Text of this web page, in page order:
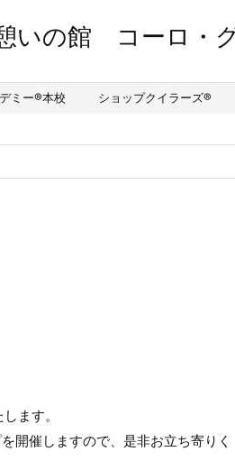
ミー®︎本校 ショップクイラーズ®︎
ます。
開催しますので、是非お立ち寄りく